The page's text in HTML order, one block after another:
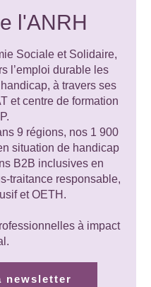
l'ANRH
Sociale et Solidaire,
l’emploi durable les
à travers ses
et centre de formation
9 régions, nos 1 900
situation de handicap
B2B inclusives en
traitance responsable,
et OETH.
à impact
newsletter